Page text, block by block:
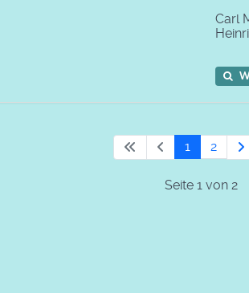
Carl
1 2
Seite 1 von 2